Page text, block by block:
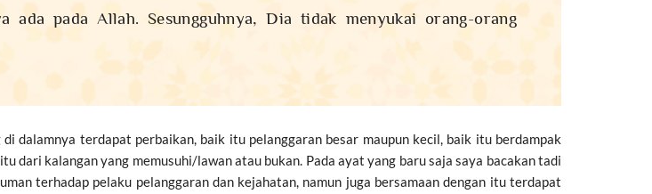
ada pada Allah. Sesungguhnya, Dia tidak menyukai orang-orang
dalamnya terdapat perbaikan, baik itu pelanggaran besar maupun kecil, baik itu berdampak
dari kalangan yang memusuhi/lawan atau bukan. Pada ayat yang baru saja saya bacakan tadi
terhadap pelaku pelanggaran dan kejahatan, namun juga bersamaan dengan itu terdapat